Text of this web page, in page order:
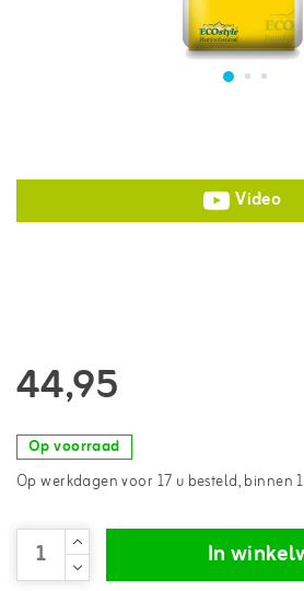
Video
44,95
Op voorraad
Op werkdagen voor 17 u besteld, binnen
In